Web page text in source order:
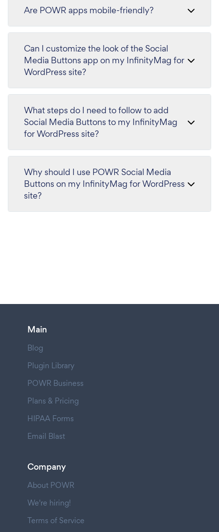
Are POWR apps mobile-friendly?
Can I customize the look of the Social
Media Buttons app on my InfinityMag for
WordPress site?
What steps do I need to follow to add
Social Media Buttons to my InfinityMag
for WordPress site?
Why should I use POWR Social Media
Buttons on my InfinityMag for WordPress
site?
Main
Blog
Plugin Library
POWR Business
Plans & Pricing
HIPAA Forms
Email Blast
Company
About POWR
We're hiring!
Terms of Service